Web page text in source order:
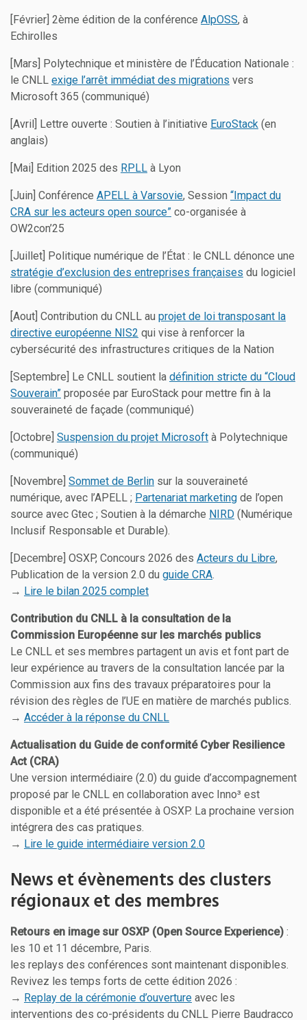
[Février] 2ème édition de la conférence AlpOSS, à
Echirolles
[Mars] Polytechnique et ministère de l’Éducation Nationale :
le CNLL exige l’arrêt immédiat des migrations vers
Microsoft 365 (communiqué)
[Avril] Lettre ouverte : Soutien à l’initiative EuroStack (en
anglais)
[Mai] Edition 2025 des RPLL à Lyon
[Juin] Conférence APELL à Varsovie, Session “Impact du
CRA sur les acteurs open source” co-organisée à
OW2con’25
[Juillet] Politique numérique de l’État : le CNLL dénonce une
stratégie d’exclusion des entreprises françaises du logiciel
libre (communiqué)
[Aout] Contribution du CNLL au projet de loi transposant la
directive européenne NIS2 qui vise à renforcer la
cybersécurité des infrastructures critiques de la Nation
[Septembre] Le CNLL soutient la définition stricte du “Cloud
Souverain” proposée par EuroStack pour mettre fin à la
souveraineté de façade (communiqué)
[Octobre] Suspension du projet Microsoft à Polytechnique
(communiqué)
[Novembre] Sommet de Berlin sur la souveraineté
numérique, avec l’APELL ; Partenariat marketing de l’open
source avec Gtec ; Soutien à la démarche NIRD (Numérique
Inclusif Responsable et Durable).
[Decembre] OSXP, Concours 2026 des Acteurs du Libre,
Publication de la version 2.0 du guide CRA.
→ Lire le bilan 2025 complet
Contribution du CNLL à la consultation de la
Commission Européenne sur les marchés publics
Le CNLL et ses membres partagent un avis et font part de
leur expérience au travers de la consultation lancée par la
Commission aux fins des travaux préparatoires pour la
révision des règles de l’UE en matière de marchés publics.
→ Accéder à la réponse du CNLL
Actualisation du Guide de conformité Cyber Resilience
Act (CRA)
Une version intermédiaire (2.0) du guide d’accompagnement
proposé par le CNLL en collaboration avec Inno³ est
disponible et a été présentée à OSXP. La prochaine version
intégrera des cas pratiques.
→ Lire le guide intermédiaire version 2.0
News et évènements des clusters
régionaux et des membres
Retours en image sur OSXP (Open Source Experience) :
les 10 et 11 décembre, Paris.
les replays des conférences sont maintenant disponibles.
Revivez les temps forts de cette édition 2026 :
→ Replay de la cérémonie d’ouverture avec les
interventions des co-présidents du CNLL Pierre Baudracco